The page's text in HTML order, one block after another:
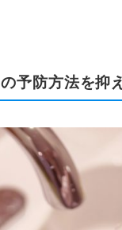
予防方法を抑